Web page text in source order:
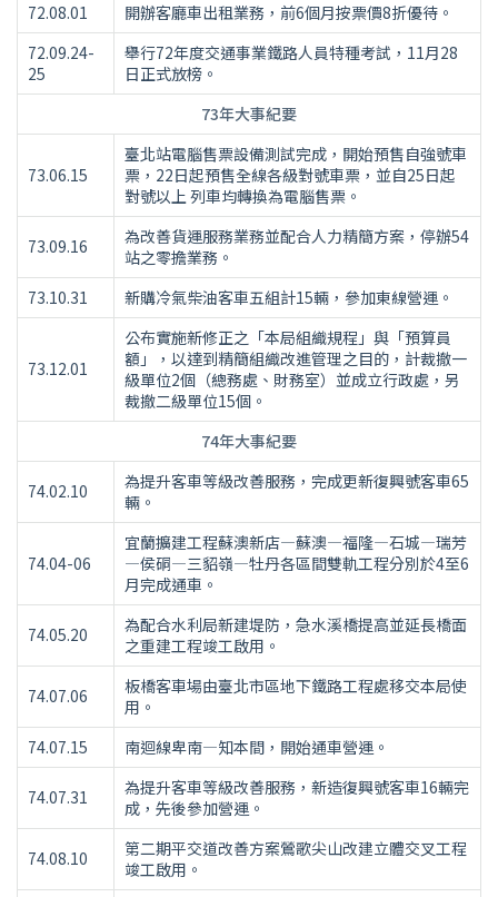
72.08.01
開辦客廳車出租業務，前6個月按票價8折優待。
72.09.24-
25
舉行72年度交通事業鐵路人員特種考試，11月28
日正式放榜。
73年大事紀要
73.06.15
臺北站電腦售票設備測試完成，開始預售自強號車
票，22日起預售全線各級對號車票，並自25日起
對號以上 列車均轉換為電腦售票。
73.09.16
為改善貨運服務業務並配合人力精簡方案，停辦54
站之零擔業務。
73.10.31
新購冷氣柴油客車五組計15輛，參加東線營運。
73.12.01
公布實施新修正之「本局組織規程」與「預算員
額」，以達到精簡組織改進管理之目的，計裁撤一
級單位2個（總務處、財務室）並成立行政處，另
裁撤二級單位15個。
74年大事紀要
74.02.10
為提升客車等級改善服務，完成更新復興號客車65
輛。
74.04-06
宜蘭擴建工程蘇澳新店—蘇澳—福隆—石城—瑞芳
—侯硐—三貂嶺—牡丹各區間雙軌工程分別於4至6
月完成通車。
74.05.20
為配合水利局新建堤防，急水溪橋提高並延長橋面
之重建工程竣工啟用。
74.07.06
板橋客車場由臺北市區地下鐵路工程處移交本局使
用。
74.07.15
南迴線卑南—知本間，開始通車營運。
74.07.31
為提升客車等級改善服務，新造復興號客車16輛完
成，先後參加營運。
74.08.10
第二期平交道改善方案鶯歌尖山改建立體交叉工程
竣工啟用。